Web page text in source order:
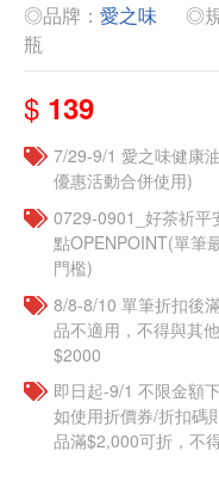
◎品牌： 愛之味
◎
瓶
$ 139
7/29-9/1 愛之味健康
優惠活動合併使用)
​​0729-0901_好茶祈平
點OPENPOINT(單筆
門檻)
8/8-8/10 單筆折扣後
品不適用，不得與其
$2000
即日起-9/1 不限金額
如使用折價券/折扣碼
品滿$2,000可折，不